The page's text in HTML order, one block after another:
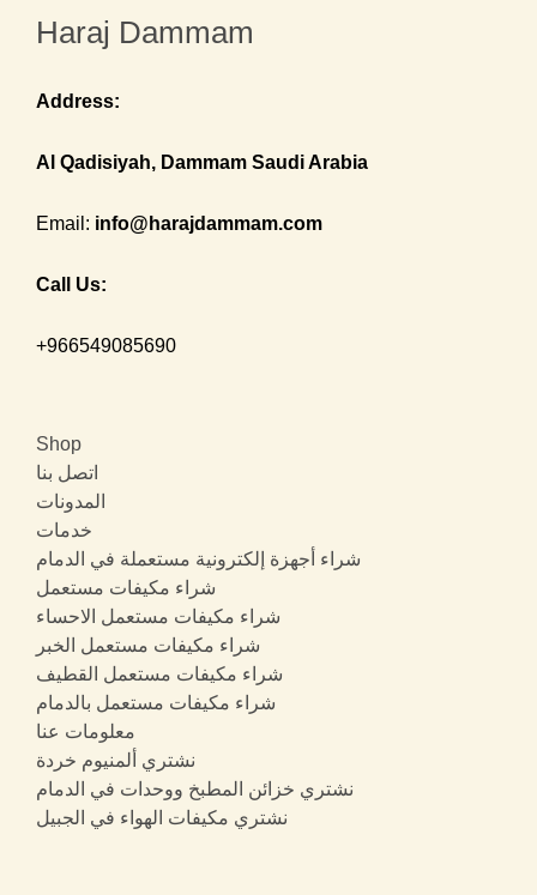
Haraj Dammam
Address:
Al Qadisiyah, Dammam Saudi Arabia
Email: info@harajdammam.com
Call Us:
+966549085690
Shop
اتصل بنا
المدونات
خدمات
شراء أجهزة إلكترونية مستعملة في الدمام
شراء مكيفات مستعمل
شراء مكيفات مستعمل الاحساء
شراء مكيفات مستعمل الخبر
شراء مكيفات مستعمل القطيف
شراء مكيفات مستعمل بالدمام
معلومات عنا
نشتري ألمنيوم خردة
نشتري خزائن المطبخ ووحدات في الدمام
نشتري مكيفات الهواء في الجبيل